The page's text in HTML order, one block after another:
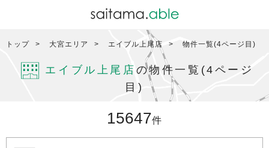
トップ 大宮エリア エイブル上尾店 物件一覧(4ページ目)
エイブル上尾店 の物件一覧(4ページ
目)
15647件